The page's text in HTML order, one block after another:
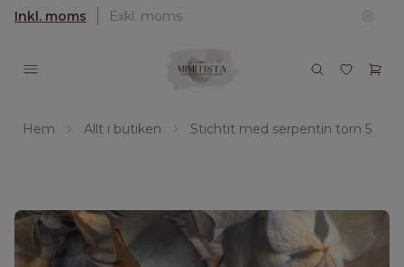
Inkl. moms Exkl. moms
Hem Allt i butiken Stichtit med serpentin torn 5